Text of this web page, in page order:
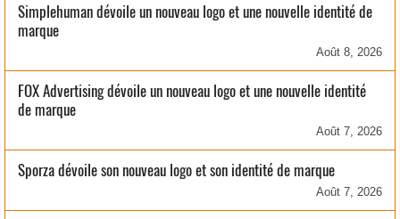
Simplehuman dévoile un nouveau logo et une nouvelle identité de
marque
Août 8, 2026
FOX Advertising dévoile un nouveau logo et une nouvelle identité
de marque
Août 7, 2026
Sporza dévoile son nouveau logo et son identité de marque
Août 7, 2026